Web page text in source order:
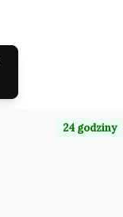
24 godziny